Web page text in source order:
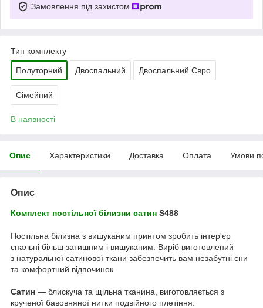
Замовлення під захистом
Тип комплекту
Полуторний Двоспальний Двоспальний Євро
Сімейний
В наявності
Опис Характеристики Доставка Оплата Умови
Опис
Комплект постільної білизни сатин S488
Постільна білизна з вишуканим принтом зробить інтер'єр
спальні більш затишним і вишуканим. Виріб виготовлений
з натуральної сатинової ткани забезпечить вам незабутні сни
та комфортний відпочинок.
Сатин — блискуча та щільна тканина, виготовляється з
крученої бавовняної нитки подвійного плетіння.